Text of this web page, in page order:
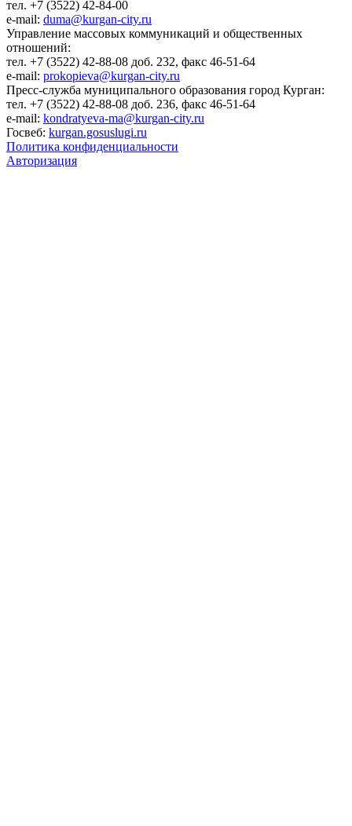
тел. +7 (3522) 42-84-00
e-mail: duma@kurgan-city.ru
Управление массовых коммуникаций и общественных
отношений:
тел. +7 (3522) 42-88-08 доб. 232, факс 46-51-64
e-mail: prokopieva@kurgan-city.ru
Пресс-служба муниципального образования город Курган:
тел. +7 (3522) 42-88-08 доб. 236, факс 46-51-64
e-mail: kondratyeva-ma@kurgan-city.ru
Госвеб: kurgan.gosuslugi.ru
Политика конфиденциальности
Авторизация